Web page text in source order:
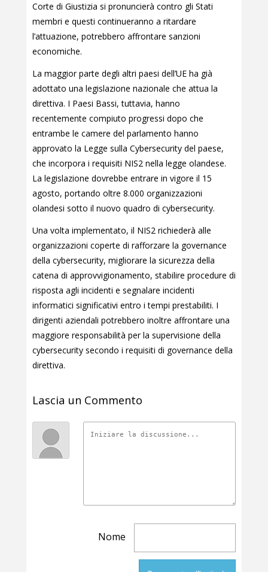
Corte di Giustizia si pronuncierà contro gli Stati
membri e questi continueranno a ritardare
l’attuazione, potrebbero affrontare sanzioni
economiche.
La maggior parte degli altri paesi dell’UE ha già
adottato una legislazione nazionale che attua la
direttiva. I Paesi Bassi, tuttavia, hanno
recentemente compiuto progressi dopo che
entrambe le camere del parlamento hanno
approvato la Legge sulla Cybersecurity del paese,
che incorpora i requisiti NIS2 nella legge olandese.
La legislazione dovrebbe entrare in vigore il 15
agosto, portando oltre 8.000 organizzazioni
olandesi sotto il nuovo quadro di cybersecurity.
Una volta implementato, il NIS2 richiederà alle
organizzazioni coperte di rafforzare la governance
della cybersecurity, migliorare la sicurezza della
catena di approvvigionamento, stabilire procedure di
risposta agli incidenti e segnalare incidenti
informatici significativi entro i tempi prestabiliti. I
dirigenti aziendali potrebbero inoltre affrontare una
maggiore responsabilità per la supervisione della
cybersecurity secondo i requisiti di governance della
direttiva.
Lascia un Commento
Nome